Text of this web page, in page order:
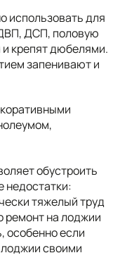
использовать для
ДСП, половую
крепят дюбелями.
запенивают и
обустроить
недостатки:
тяжелый труд
ремонт на лоджии
особенно если
своими